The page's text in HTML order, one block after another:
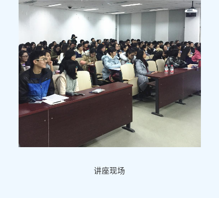
讲座现场